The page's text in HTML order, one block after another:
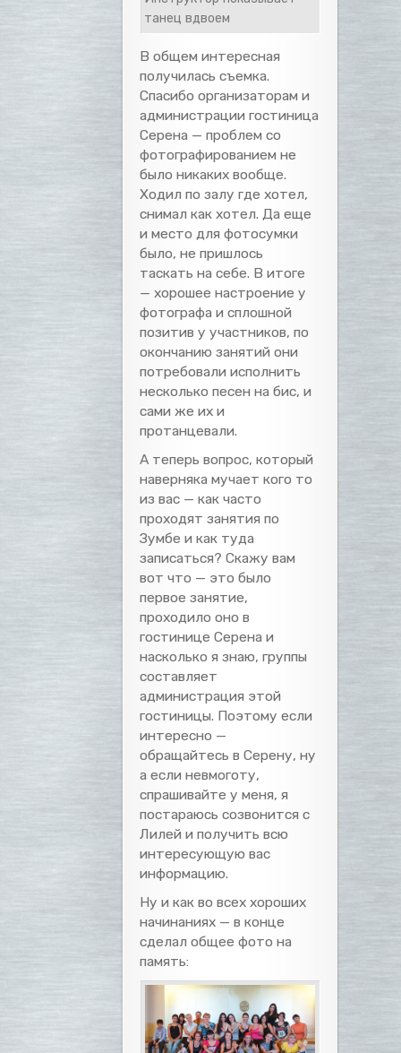
танец вдвоем
В общем интересная
получилась съемка.
Спасибо организаторам и
администрации гостиница
Серена — проблем со
фотографированием не
было никаких вообще.
Ходил по залу где хотел,
снимал как хотел. Да еще
и место для фотосумки
было, не пришлось
таскать на себе. В итоге
— хорошее настроение у
фотографа и сплошной
позитив у участников, по
окончанию занятий они
потребовали исполнить
несколько песен на бис, и
сами же их и
протанцевали.
А теперь вопрос, который
наверняка мучает кого то
из вас — как часто
проходят занятия по
Зумбе и как туда
записаться? Скажу вам
вот что — это было
первое занятие,
проходило оно в
гостинице Серена и
насколько я знаю, группы
составляет
администрация этой
гостиницы. Поэтому если
интересно —
обращайтесь в Серену, ну
а если невмоготу,
спрашивайте у меня, я
постараюсь созвонится с
Лилей и получить всю
интересующую вас
информацию.
Ну и как во всех хороших
начинаниях — в конце
сделал общее фото на
память: